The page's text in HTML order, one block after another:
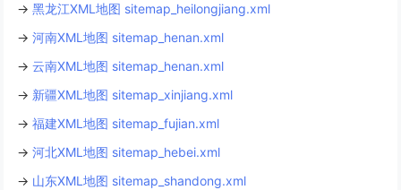
→黑龙江XML地图 sitemap_heilongjiang.xml
→河南XML地图 sitemap_henan.xml
→云南XML地图 sitemap_henan.xml
→ 新疆XML地图 sitemap_xinjiang.xml
→福建XML地图 sitemap_fujian.xml
→河北XML地图 sitemap_hebei.xml
→ 山东XML地图 sitemap_shandong.xml